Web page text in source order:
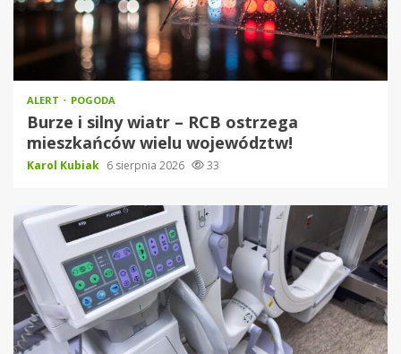
ALERT POGODA
Burze i silny wiatr – RCB ostrzega
mieszkańców wielu województw!
Karol Kubiak 6 sierpnia 2026 33